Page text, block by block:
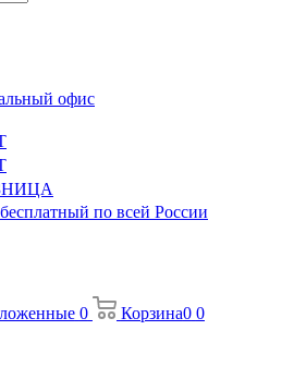
офис
по всей России
0 Корзина0 0